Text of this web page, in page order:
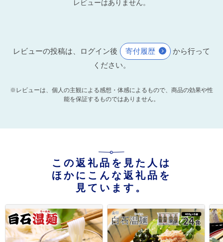
レビューはありません。
レビューの投稿は、ログイン後 寄付履歴
から行って
ください。
※レビューは、個人の主観による感想・体感によるもので、商品の効果や性
能を保証するものではありません。
この返礼品を見た人は
ほかにこんな返礼品を
見ています。